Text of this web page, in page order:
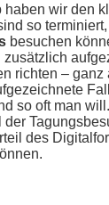
wir den
so
besuchen
richten – ganz
so oft man
des